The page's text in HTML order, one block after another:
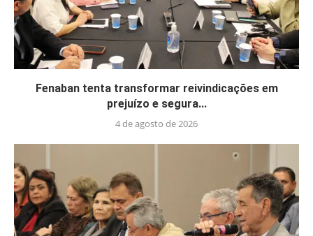
Fenaban tenta transformar reivindicações em
prejuízo e segura...
4 de agosto de 2026